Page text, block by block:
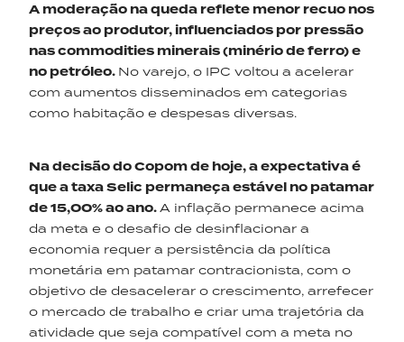
A moderação na queda reflete menor recuo nos
preços ao produtor, influenciados por pressão
nas commodities minerais (minério de ferro) e
no petróleo. No varejo, o IPC voltou a acelerar
com aumentos disseminados em categorias
como habitação e despesas diversas.
Na decisão do Copom de hoje, a expectativa é
que a taxa Selic permaneça estável no patamar
de15,00% ao ano.A inflação permanece acima
da meta e o desafio de desinflacionar a
economia requer a persistência da política
monetária em patamar contracionista, com o
objetivo de desacelerar o crescimento, arrefecer
o mercado de trabalho e criar uma trajetória da
atividade que seja compatível com a meta no